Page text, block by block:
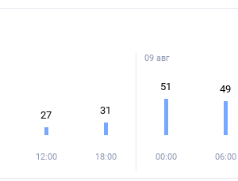
27
12:00
31
18:00
09 авг
51
00:00
49
06:00